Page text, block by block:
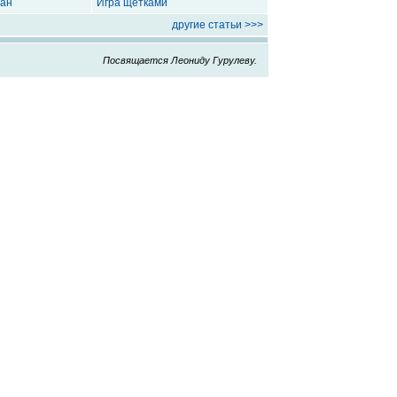
Игра щетками
другие статьи >>>
Посвящается Леониду Гурулеву.